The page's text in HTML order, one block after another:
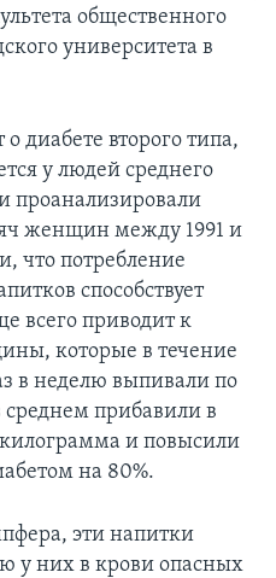
общественного
университета в
диабете второго типа,
у людей среднего
проанализировали
женщин между 1991 и
что потребление
способствует
всего приводит к
которые в течение
в неделю выпивали по
среднем прибавили в
и повысили
на 80%.
эти напитки
у них в крови опасных